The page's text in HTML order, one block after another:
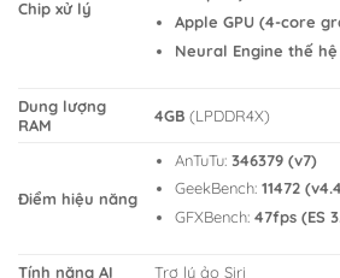
Chip xử lý
Apple GPU (4-core
Neural Engine thế
Dung lượng
RAM
4GB (LPDDR4X)
Điểm hiệu năng
AnTuTu:346379 (v7)
GeekBench:11472
GFXBench:47fps (ES
Tính năng AI Trợ lý ảo Siri